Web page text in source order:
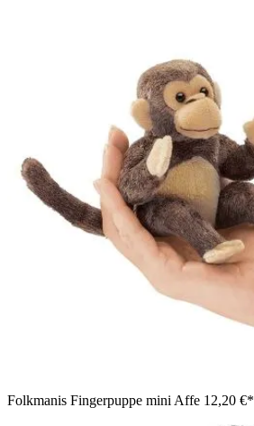
Folkmanis Fingerpuppe mini Affe 12,20 €*